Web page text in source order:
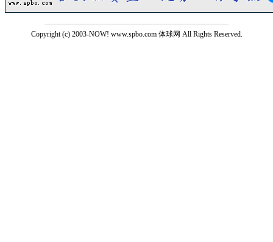
Copyright (c) 2003-NOW! www.spbo.com 体球网 All Rights Reserved.